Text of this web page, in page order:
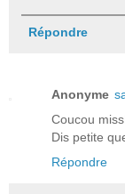
Répondre
Anonyme
Coucou
Dis petite
Répondre